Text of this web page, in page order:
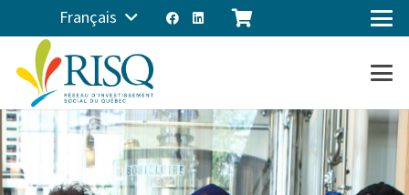
Français